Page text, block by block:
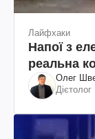
Лайфхаки
Напої з
реальна
Олег
Дієтолог